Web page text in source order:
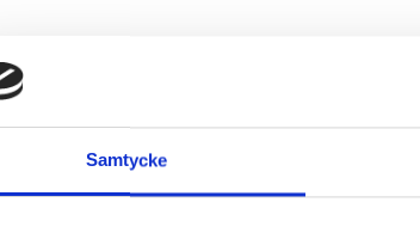
Samtycke